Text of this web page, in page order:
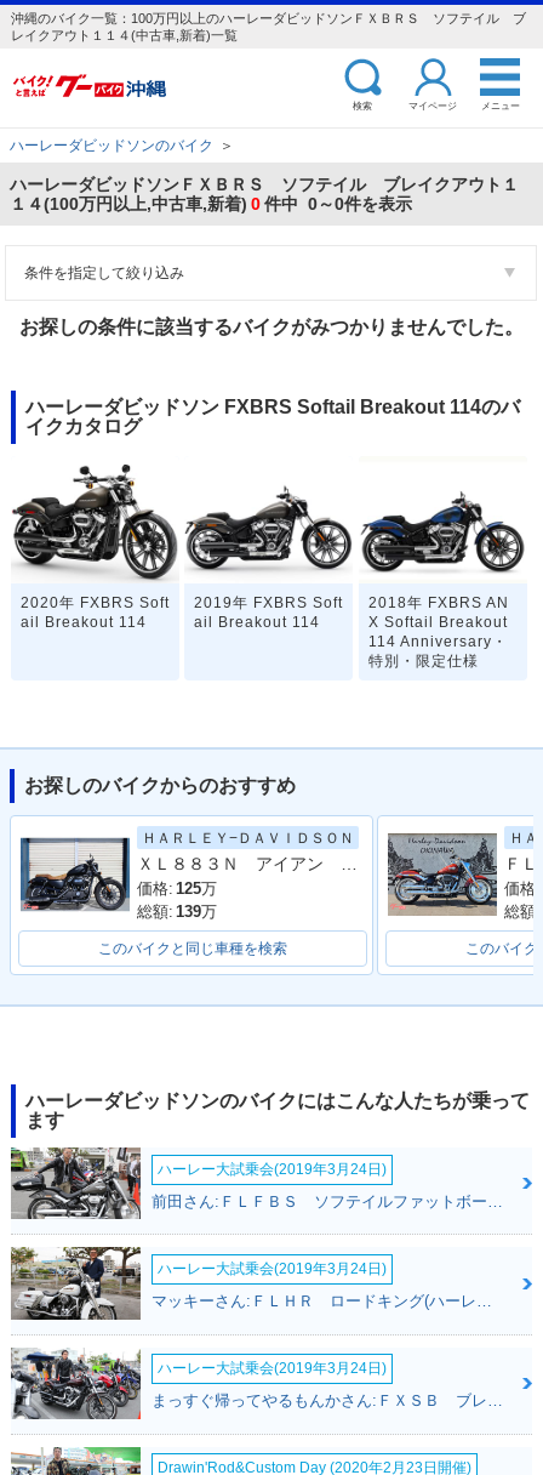
沖縄のバイク一覧：100万円以上のハーレーダビッドソンＦＸＢＲＳ ソフテイル ブ
レイクアウト１１４(中古車,新着)一覧
検索 マイページ メニュー
ハーレーダビッドソンのバイク ＞
ハーレーダビッドソンＦＸＢＲＳ ソフテイル ブレイクアウト１
１４(100万円以上,中古車,新着) 0件中 0～0件を表示
条件を指定して絞り込み
お探しの条件に該当するバイクがみつかりませんでした。
ハーレーダビッドソン FXBRS Softail Breakout 114のバ
イクカタログ
2020年 FXBRS Soft
ail Breakout 114
2019年 FXBRS Soft
ail Breakout 114
2018年 FXBRS AN
X Softail Breakout
114 Anniversary・
特別・限定仕様
2018年 FXBRS Soft
ail Breakout 114・
新登場
お探しのバイクからのおすすめ
ＨＡＲＬＥＹ−ＤＡＶＩＤＳＯＮ
ＸＬ８８３Ｎ アイアン ２０１４Ｙ
価格: 125万
総額: 139万
このバイクと同じ車種を検索
Ｈ
価格:
総額:
このバイク
ハーレーダビッドソンのバイクにはこんな人たちが乗って
ます
ハーレー大試乗会(2019年3月24日)
ハーレー大試乗会(2019年3月24日)
マッキーさん:ＦＬＨＲ ロードキング(ハーレーダビッドソン)
ハーレー大試乗会(2019年3月24日)
まっすぐ帰ってやるもんかさん:ＦＸＳＢ ブレイクアウト(ハーレーダビッドソン)
Drawin'Rod&Custom Day (2020年2月23日開催)